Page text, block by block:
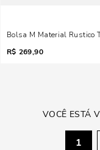
Bolsa M Material Rustico
R$ 269,90
VOCÊ ESTÁ
1